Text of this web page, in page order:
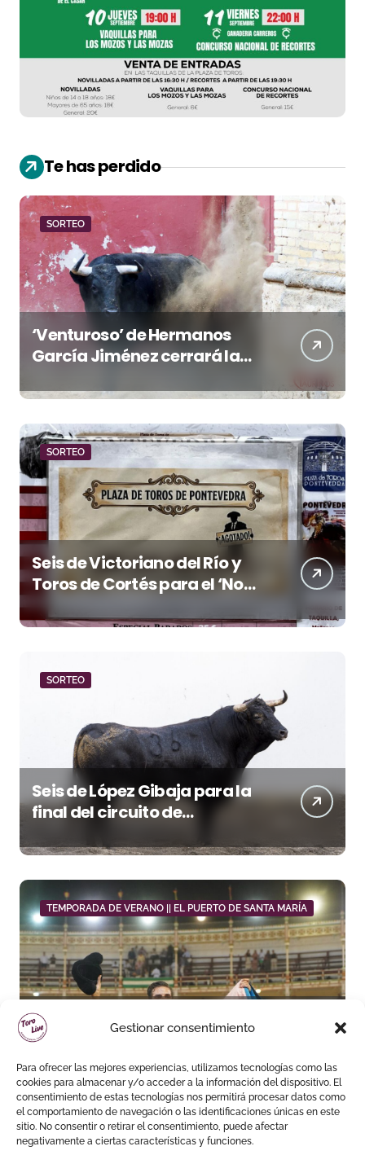
Gestionar consentimiento
Para ofrecer las mejores experiencias, utilizamos tecnologías como las
cookies para almacenar y/o acceder a la información del dispositivo. El
consentimiento de estas tecnologías nos permitirá procesar datos como
el comportamiento de navegación o las identificaciones únicas en este
sitio. No consentir o retirar el consentimiento, puede afectar
negativamente a ciertas características y funciones.
Te has perdido
SORTEO
‘Venturoso’ de Hermanos
García Jiménez cerrará la
SORTEO
Seis de Victoriano del Río y
Toros de Cortés para el ‘No
Hay Localidades’ de esta
tarde en Pontevedra
SORTEO
Seis de López Gibaja para la
final del circuito de
Málaga
TEMPORADA DE VERANO || EL PUERTO DE SANTA MARÍA
Daniel Crespo reivindica su
sitio con una gran faena y dos
orejas